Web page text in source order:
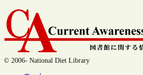
© 2006- National Diet Library